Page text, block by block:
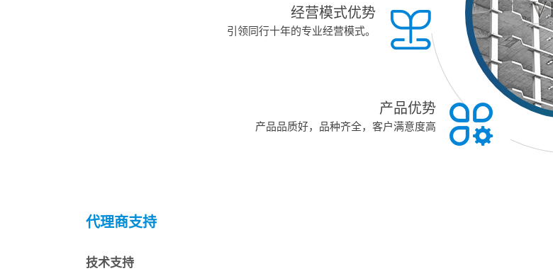
经营模式优势
引领同行十年的专业经营模式。
产品优势
产品品质好，品种齐全，客户满意度高
代理商支持
技术支持